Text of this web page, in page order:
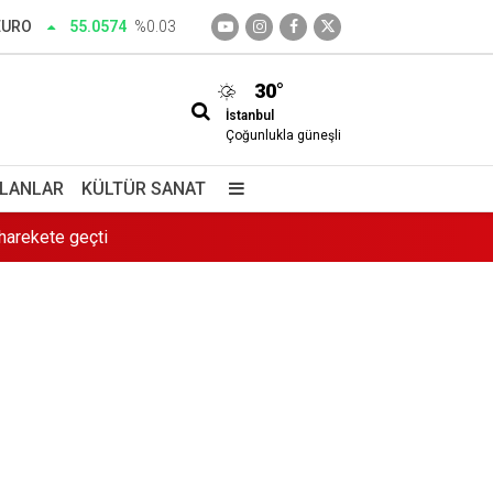
55.0574 %0.03
30°
İstanbul
Çoğunlukla güneşli
KÜLTÜR SANAT
geçti
cennet